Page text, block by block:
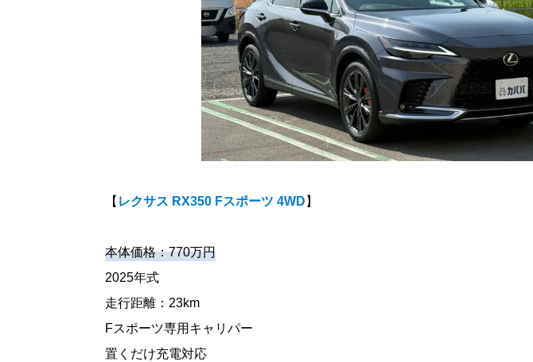
【 レクサス RX350 Fスポーツ 4WD 】
本体価格：770万円
2025年式
走行距離：23km
Fスポーツ専用キャリパー
置くだけ充電対応